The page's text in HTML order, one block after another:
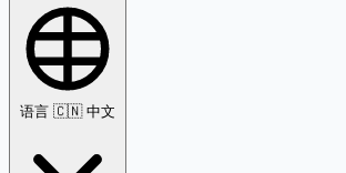
语言 🇨🇳 中文